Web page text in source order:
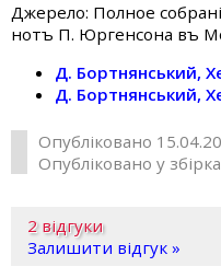
Джерело: Полное
нотъ П. Юргенсона въ
Д. Бортнянський,
Д. Бортнянський,
Опубліковано
Опубліковано у
2 відгуки
Залишити відгук »